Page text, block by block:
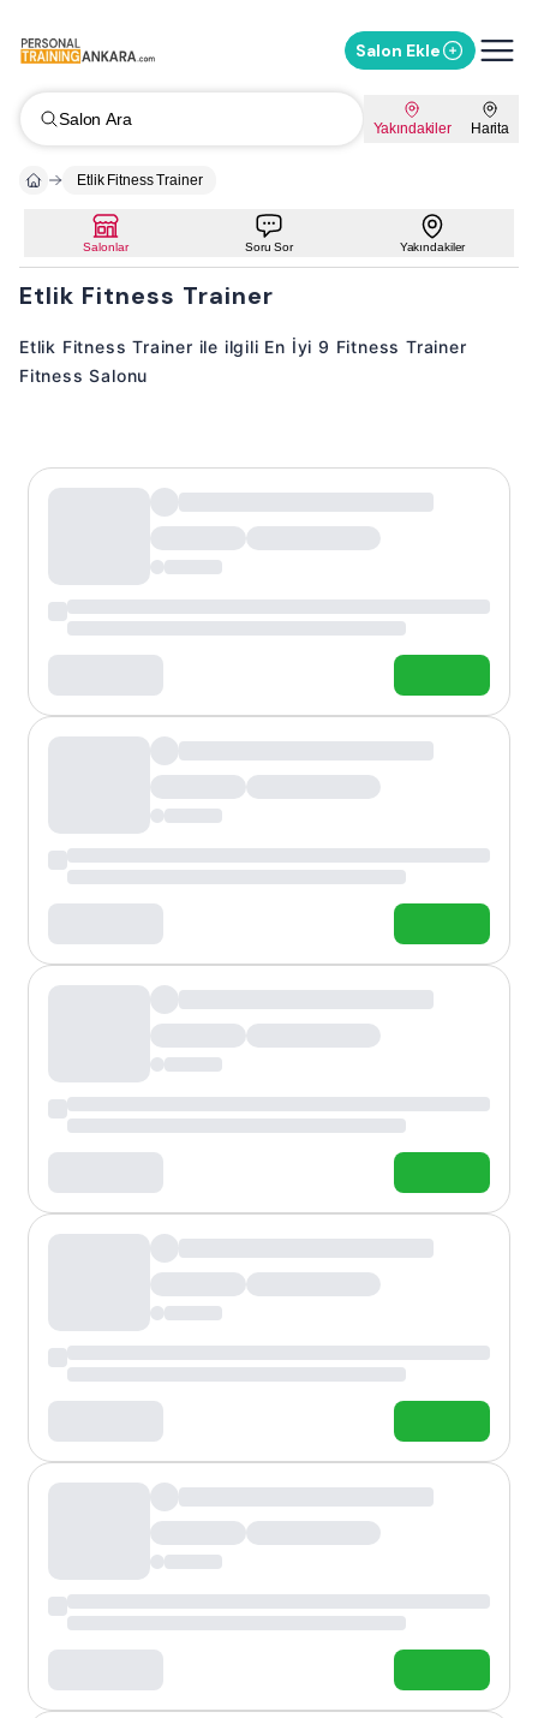
Salon Ekle
Salon Ara Yakındakiler Harita
Etlik Fitness Trainer
Salonlar Soru Sor Yakındakiler
Etlik Fitness Trainer
Etlik Fitness Trainer ile ilgili En İyi 9 Fitness Trainer
Fitness Salonu